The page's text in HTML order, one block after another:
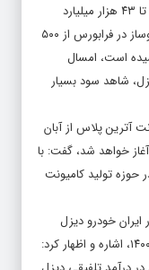
پیش بینی می شود تا پایان سال این رقم به ۴۰ تا ۴۳ هزار میلیارد
تومان افزایش یابد‌. هم چنین سرمایه این خودروساز در فرابورس از ۵۰۰
تومان رسیده است، امسال
شاهد سود بسیار
آترین پلاس از آبان
خواهد شد، گفت: با
سهم ۲۳ درصدی را در حوزه تولید کامیونت
ایران خودرو دیزل
وجود ندارد، به درآمد تلفیقی این گروه در سال ۱۴۰۰، اشاره و اظهار کرد: